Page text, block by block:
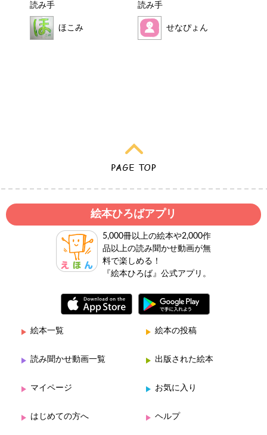
読み手
ほこみ
読み手
せなぴょん
絵本ひろばアプリ
5,000冊以上の絵本や2,000作
品以上の読み聞かせ動画が無
料で楽しめる！
『絵本ひろば』公式アプリ。
絵本一覧 絵本の投稿
読み聞かせ動画一覧 出版された絵本
マイページ お気に入り
はじめての方へ ヘルプ